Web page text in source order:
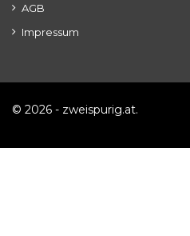
AGB
Impressum
© 2026 - zweispurig.at.